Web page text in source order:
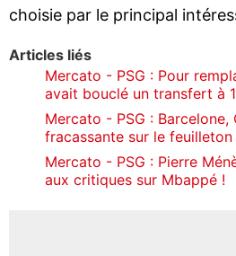
choisie par le principal
Articles liés
Mercato - PSG : Pour
avait bouclé un transfert à
Mercato - PSG :
fracassante sur le feuilleton
Mercato - PSG : Pierre
aux critiques sur Mbappé !